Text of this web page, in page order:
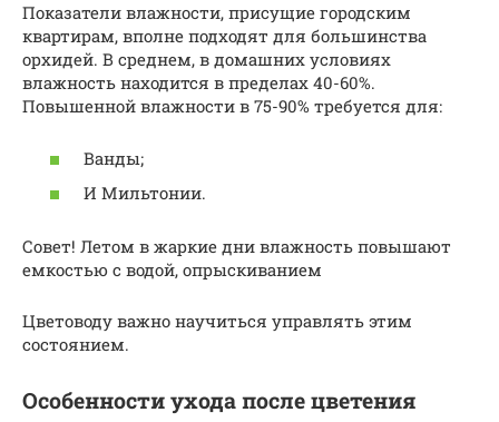
Показатели влажности, присущие городским
квартирам, вполне подходят для большинства
орхидей. В среднем, в домашних условиях
влажность находится в пределах 40-60%.
Повышенной влажности в 75-90% требуется для:
Ванды;
И Мильтонии.
Совет! Летом в жаркие дни влажность повышают
емкостью с водой, опрыскиванием
Цветоводу важно научиться управлять этим
состоянием.
Особенности ухода после цветения